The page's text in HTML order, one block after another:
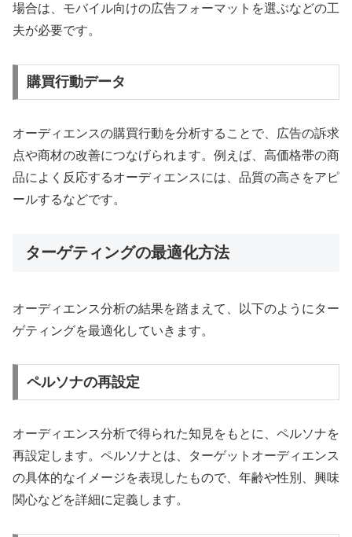
場合は、モバイル向けの広告フォーマットを選ぶなどの工
夫が必要です。
購買行動データ
オーディエンスの購買行動を分析することで、広告の訴求
点や商材の改善につなげられます。例えば、高価格帯の商
品によく反応するオーディエンスには、品質の高さをアピ
ールするなどです。
ターゲティングの最適化方法
オーディエンス分析の結果を踏まえて、以下のようにター
ゲティングを最適化していきます。
ペルソナの再設定
オーディエンス分析で得られた知見をもとに、ペルソナを
再設定します。ペルソナとは、ターゲットオーディエンス
の具体的なイメージを表現したもので、年齢や性別、興味
関心などを詳細に定義します。